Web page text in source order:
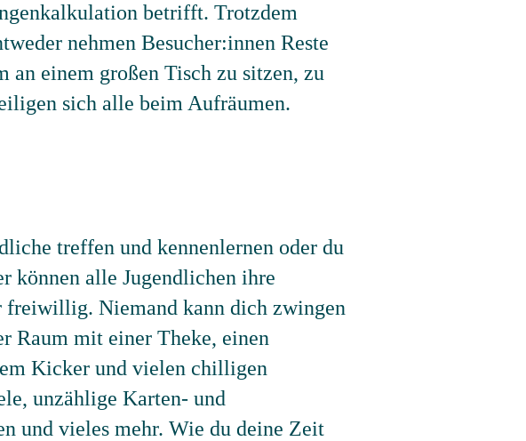
betrifft. Trotzdem
nehmen Besucher:innen Reste
einem großen Tisch zu sitzen, zu
sich alle beim Aufräumen.
treffen und kennenlernen oder du
können alle Jugendlichen ihre
freiwillig. Niemand kann dich zwingen
Raum mit einer Theke, einen
Kicker und vielen chilligen
unzählige Karten- und
und vieles mehr. Wie du deine Zeit